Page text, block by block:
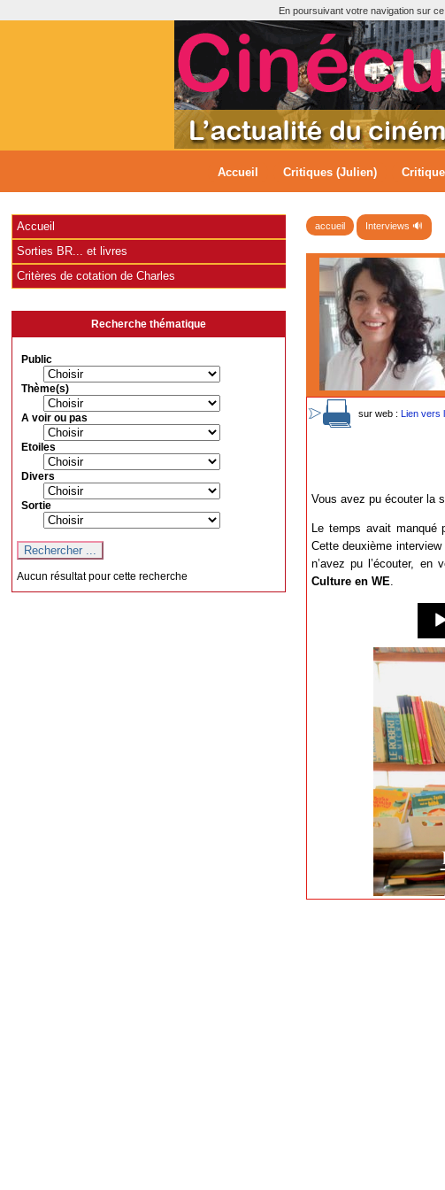
En poursuivant votre navigation sur
Accueil Critiques (Julien)
accueil Interviews 🔊
sur web : Lien vers
Vous avez pu écouter la
Le temps avait manqué
Cette deuxième
n’avez pu l’écouter,
Culture en WE.
Accueil
Sorties BR... et livres
Critères de cotation de Charles
Recherche thématique
Public
Thème(s)
A voir ou pas
Etoiles
Divers
Sortie
Aucun résultat pour cette recherche